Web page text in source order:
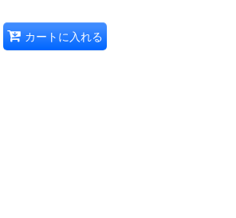
カートに入れる